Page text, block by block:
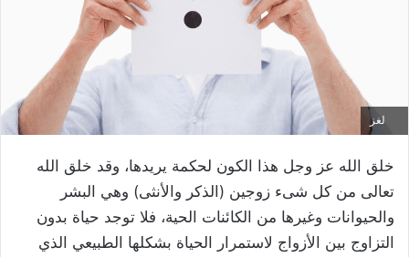
لغز
خلق الله عز وجل هذا الكون لحكمة يريدها، وقد خلق الله
تعالى من كل شىء زوجين (الذكر والأنثى) وهي البشر
والحيوانات وغيرها من الكائنات الحية، فلا توجد حياة بدون
التزاوج بين الأزواج لاستمرار الحياة بشكلها الطبيعي الذي